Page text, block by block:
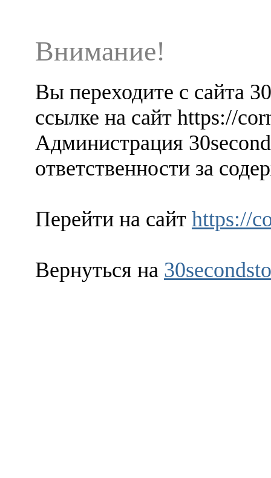
Внимание!
Вы переходите с сайта
ссылке на сайт https://
Администрация
ответственности за
Перейти на сайт https://
Вернуться на